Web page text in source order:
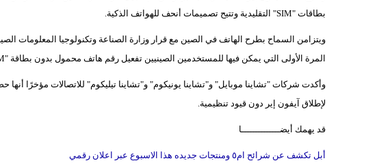
بطاقات "SIM" التقليدية وتتيح تصميمات أنحف للهواتف الذكية.
المرة الأولى التي يمكن فيها للمستخدمين الصينيين تفعيل رقم هاتف محمول بدون بطاقة "SIM" تقليدية.
وأكدت شركات "تشاينا موبايل" و"تشاينا يونيكوم" و"تشاينا تيليكوم" للاتصالات مؤخرًا أنها
لإطلاق آيفون إير دون قيود تنظيمية.
قد يهمك أيضــــــــــــــا
أبل تكشف عن شرائح ام٥ ومنتجات جديده هذا الاسبوع عبر اعلان رقمي